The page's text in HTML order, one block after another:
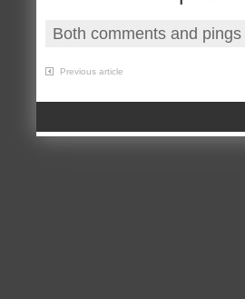
Both comments and
Previous article